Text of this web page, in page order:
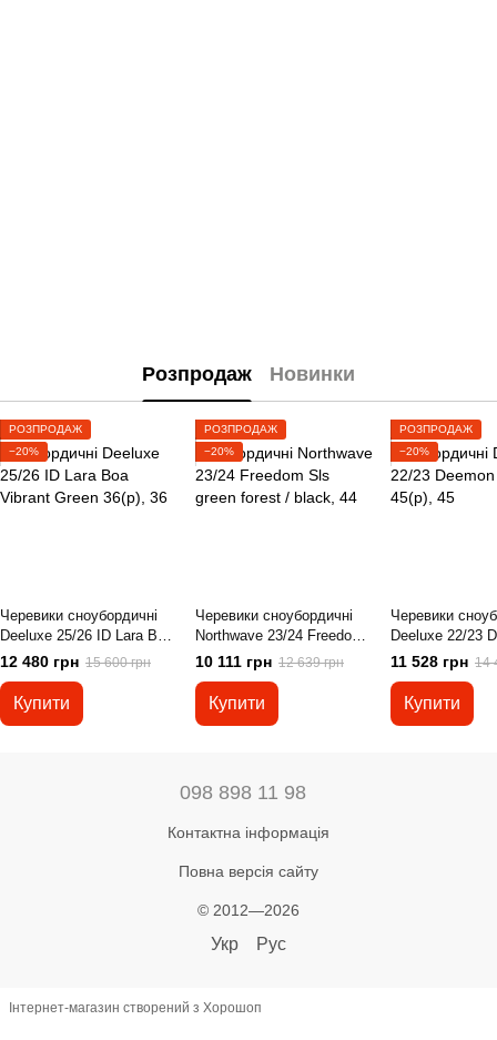
Розпродаж Новинки
РОЗПРОДАЖ
−20%
Черевики сноубордичні
Deeluxe 25/26 ID Lara Boa
Vibrant Green 36(р), 36
12 480 грн 15 600 грн
Купити
РОЗПРОДАЖ
−20%
Черевики сноубордичні
Northwave 23/24 Freedom
Sls green forest / black, 44
10 111 грн 12 639 грн
Купити
РОЗПРОДАЖ
−20%
Черевики
Deeluxe 22/23
cocard 45(р), 45
11 528 грн 14
Купити
098 898 11 98
Контактна інформація
Повна версія сайту
© 2012—2026
Укр Рус
Інтернет-магазин створений з Хорошоп